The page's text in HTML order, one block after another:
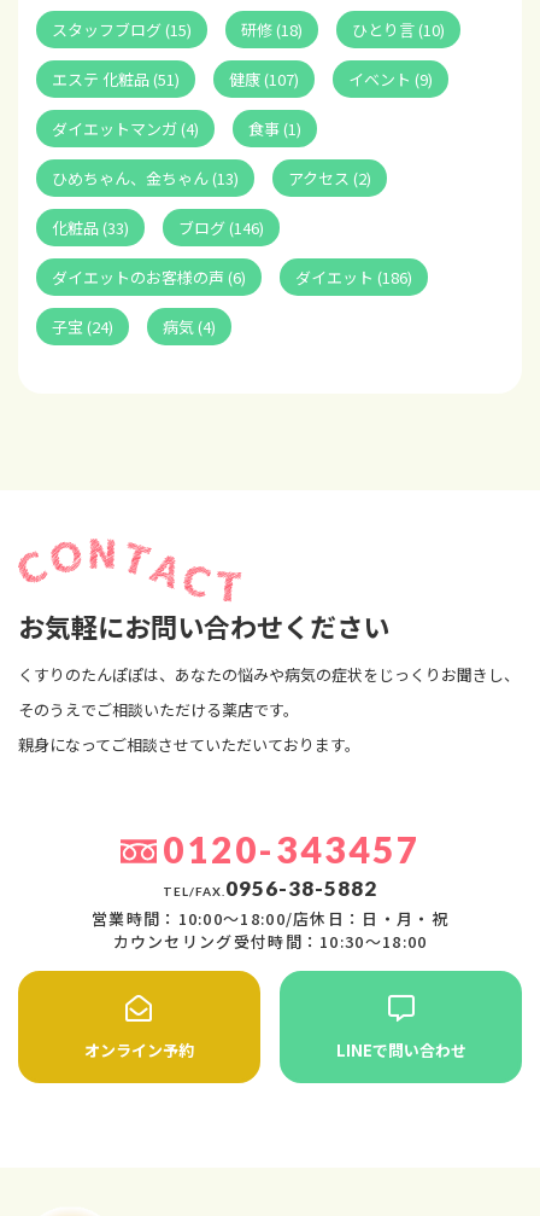
スタッフブログ (15) 研修 (18) ひとり言 (10)
エステ 化粧品 (51) 健康 (107) イベント (9)
ダイエットマンガ (4) 食事 (1)
ひめちゃん、金ちゃん (13) アクセス (2)
化粧品 (33) ブログ (146)
ダイエットのお客様の声 (6) ダイエット (186)
子宝 (24) 病気 (4)
お気軽にお問い合わせください
くすりのたんぽぽは、あなたの悩みや病気の症状をじっくりお聞きし、
そのうえでご相談いただける薬店です。
親身になってご相談させていただいております。
0120-343457
TEL/FAX. 0956-38-5882
営業時間：10:00〜18:00/店休日：日・月・祝
カウンセリング受付時間：10:30〜18:00
オンライン予約 LINEで問い合わせ